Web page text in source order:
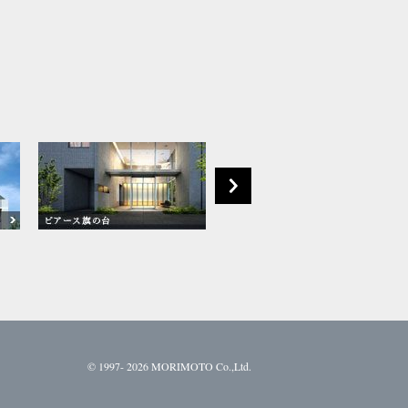
© 1997- 2026 MORIMOTO Co.,Ltd.